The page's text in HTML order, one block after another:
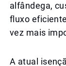
alfândega,
fluxo
vez mais
A atual